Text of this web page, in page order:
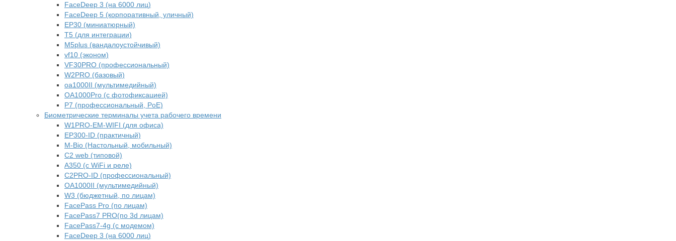
FaceDeep 3 (на 6000 лиц)
FaceDeep 5 (корпоративный, уличный)
EP30 (миниатюрный)
T5 (для интеграции)
M5plus (вандалоустойчивый)
vf10 (эконом)
VF30PRO (профессиональный)
W2PRO (базовый)
oa1000II (мультимедийный)
OA1000Pro (с фотофиксацией)
P7 (профессиональный, PoE)
Биометрические терминалы учета рабочего времени
W1PRO-EM-WIFI (для офиса)
EP300-ID (практичный)
M-Bio (Настольный, мобильный)
С2 web (типовой)
A350 (с WiFi и реле)
C2PRO-ID (профессиональный)
OA1000II (мультимедийный)
W3 (бюджетный, по лицам)
FacePass Pro (по лицам)
FacePass7 PRO(по 3d лицам)
FacePass7-4g (с модемом)
FaceDeep 3 (на 6000 лиц)